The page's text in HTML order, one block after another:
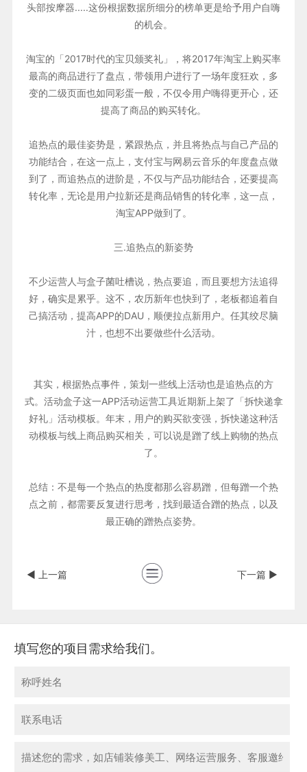
头部按摩器.....这份根据数据所细分的榜单更是给予用户自嗨
的机会。
淘宝的「2017时代的宝贝颁奖礼」，将2017年淘宝上购买率
最高的商品进行了盘点，带领用户进行了一场年度狂欢，多
变的二级页面也如同彩蛋一般，不仅令用户嗨得更开心，还
提高了商品的购买转化。
追热点的最佳姿势是，紧跟热点，并且将热点与自己产品的
功能结合，在这一点上，支付宝与网易云音乐的年度盘点做
到了，而追热点的进阶是，不仅与产品功能结合，还要提高
转化率，无论是用户拉新还是商品销售的转化率，这一点，
淘宝APP做到了。
三.追热点的新姿势
不少运营人与盒子菌吐槽说，热点要追，而且要想方法追得
好，确实是累乎。这不，农历新年也快到了，老板都追着自
己搞活动，提高APP的DAU，顺便拉点新用户。任其绞尽脑
汁，也想不出要做些什么活动。
其实，根据热点事件，策划一些线上活动也是追热点的方
式。活动盒子这一APP活动运营工具近期新上架了「拆快递拿
好礼」活动模板。年末，用户的购买欲变强，拆快递这种活
动模板与线上商品购买相关，可以说是蹭了线上购物的热点
了。
总结：不是每一个热点的热度都那么容易蹭，但每蹭一个热
点之前，都需要反复进行思考，找到最适合蹭的热点，以及
最正确的蹭热点姿势。
◀ 上一篇 下一篇 ▶
填写您的项目需求给我们。